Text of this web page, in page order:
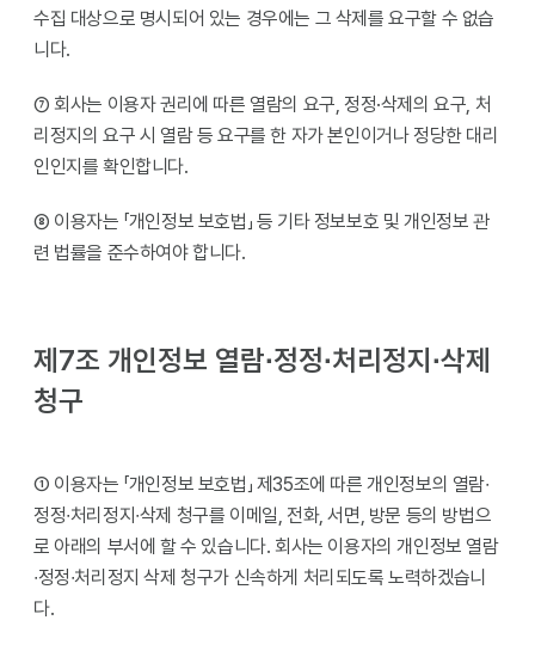
수집 대상으로 명시되어 있는 경우에는 그 삭제를 요구할 수 없습
니다.
⑦ 회사는 이용자 권리에 따른 열람의 요구, 정정·삭제의 요구, 처
리정지의 요구 시 열람 등 요구를 한 자가 본인이거나 정당한 대리
인인지를 확인합니다.
⑧ 이용자는 「개인정보 보호법」 등 기타 정보보호 및 개인정보 관
련 법률을 준수하여야 합니다.
제7조 개인정보 열람∙정정∙처리정지∙삭제
청구
① 이용자는 「개인정보 보호법」 제35조에 따른 개인정보의 열람∙
정정∙처리정지∙삭제 청구를 이메일, 전화, 서면, 방문 등의 방법으
로 아래의 부서에 할 수 있습니다. 회사는 이용자의 개인정보 열람
∙정정∙처리정지 삭제 청구가 신속하게 처리되도록 노력하겠습니
다.